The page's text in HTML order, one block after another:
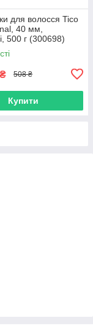
для волосся Tico
40 мм,
500 г (300698)
₴ 508 ₴
Купити